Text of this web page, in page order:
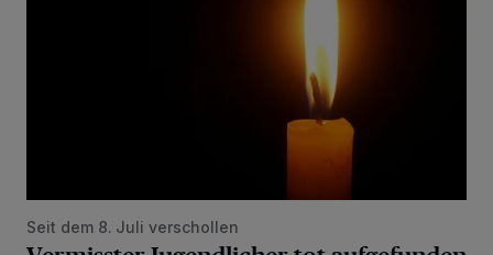
Seit dem 8. Juli verschollen